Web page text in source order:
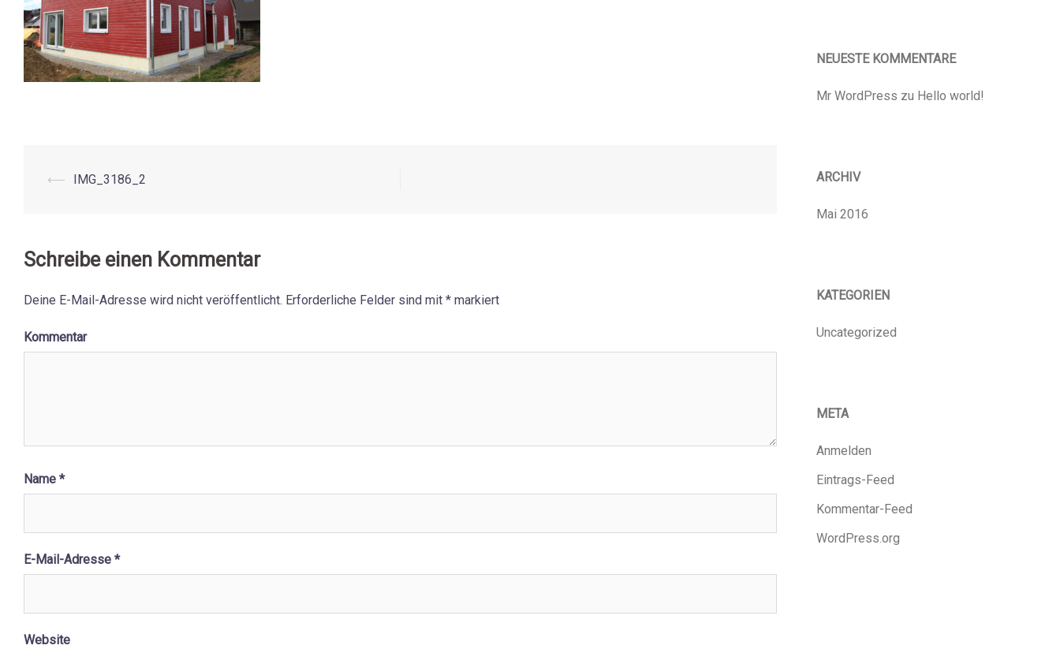
Beitrags-
⟵ IMG_3186_2
Schreibe einen Kommentar
Deine E-Mail-Adresse wird nicht veröffentlicht. Erforderliche Felder sind mit * markiert
Kommentar
Name *
E-Mail-Adresse *
Website
NEUESTE KOMMENTARE
Mr WordPress zu Hello world!
ARCHIV
Mai 2016
KATEGORIEN
Uncategorized
META
Anmelden
Eintrags-Feed
Kommentar-Feed
WordPress.org